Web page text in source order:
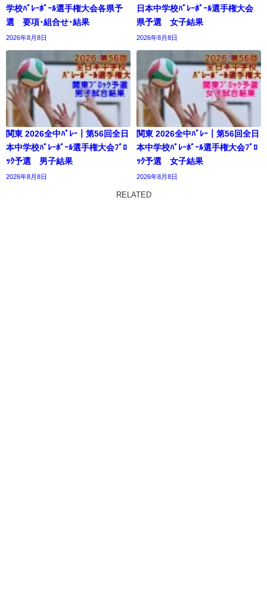
学校ﾊﾞﾚｰﾎﾞｰﾙ選手権大会各県予
選 要項･組合せ･結果
2026年8月8日
日本中学校ﾊﾞﾚｰﾎﾞｰﾙ選手権大会
県予選 女子結果
2026年8月8日
関東 2026全中ﾊﾞﾚｰ｜第56回全日
本中学校ﾊﾞﾚｰﾎﾞｰﾙ選手権大会ﾌﾞﾛ
ｯｸ予選 男子結果
2026年8月8日
関東 2026全中ﾊﾞﾚｰ｜第56回全日
本中学校ﾊﾞﾚｰﾎﾞｰﾙ選手権大会ﾌﾞﾛ
ｯｸ予選 女子結果
2026年8月8日
RELATED